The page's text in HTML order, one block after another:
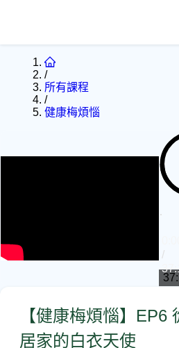
/
所有課程
/
健康梅煩惱
/
【健康梅煩惱】EP6
居家的白衣天使